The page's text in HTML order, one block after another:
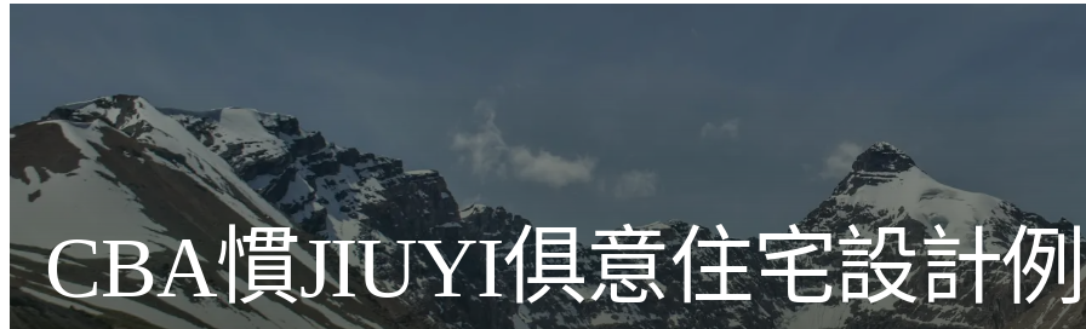
內
容
文化的激盪
CBA慣JIUYI俱意住宅設計